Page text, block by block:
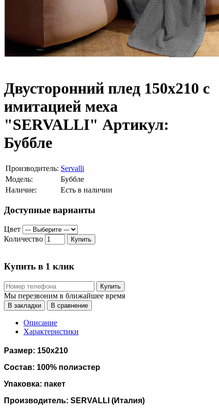
Двусторонний плед 150х210 с
имитацией меха
"SERVALLI" Артикул:
Буббле
Производитель: Servalli
Модель:
Буббле
Наличие:
Есть в наличии
Доступные варианты
Цвет
Количество
Купить
Купить в 1 клик
Купить
Мы перезвоним в ближайшее время
В закладки В сравнение
Описание
Характеристики
Размер: 150х210
Состав: 100% полиэстер
Упаковка: пакет
Производитель: SERVALLI (Италия)